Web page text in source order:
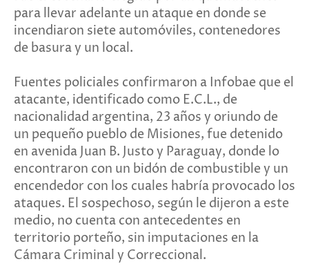
para llevar adelante un ataque en donde se
incendiaron siete automóviles, contenedores
de basura y un local.
Fuentes policiales confirmaron a Infobae que el
atacante, identificado como E.C.L., de
nacionalidad argentina, 23 años y oriundo de
un pequeño pueblo de Misiones, fue detenido
en avenida Juan B. Justo y Paraguay, donde lo
encontraron con un bidón de combustible y un
encendedor con los cuales habría provocado los
ataques. El sospechoso, según le dijeron a este
medio, no cuenta con antecedentes en
territorio porteño, sin imputaciones en la
Cámara Criminal y Correccional.